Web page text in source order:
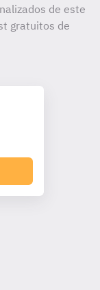
de este
gratuitos de